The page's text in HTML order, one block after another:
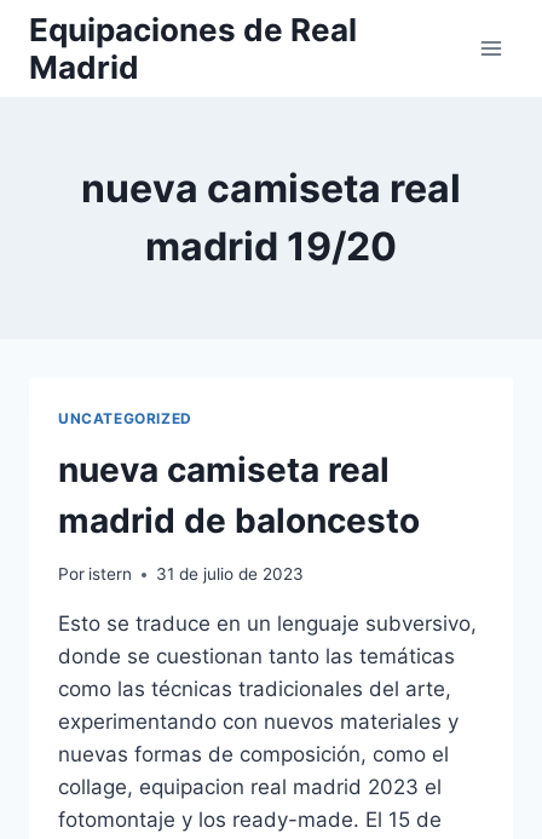
Saltar
contenido
Equipaciones de Real
Madrid
nueva camiseta real
madrid 19/20
UNCATEGORIZED
nueva camiseta real
madrid de baloncesto
Por istern 31 de julio de 2023
Esto se traduce en un lenguaje subversivo,
donde se cuestionan tanto las temáticas
como las técnicas tradicionales del arte,
experimentando con nuevos materiales y
nuevas formas de composición, como el
collage, equipacion real madrid 2023 el
fotomontaje y los ready-made. El 15 de